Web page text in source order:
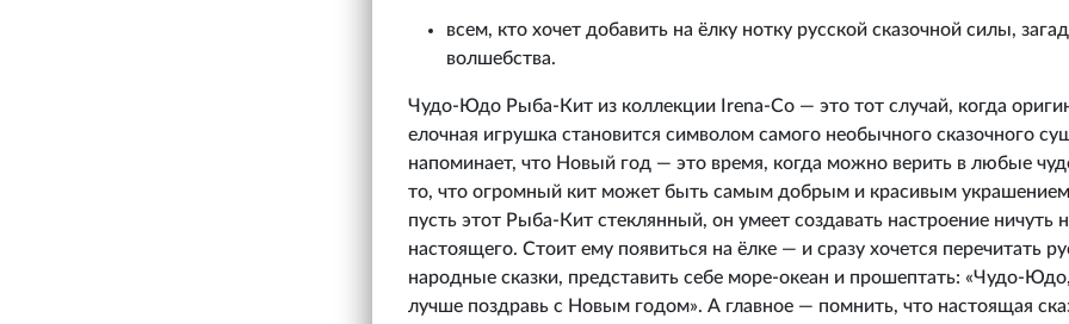
всем, кто хочет добавить на ёлку нотку русской сказочной силы,
волшебства.
Чудо-Юдо Рыба-Кит из коллекции Irena-Co — это тот случай, когда
елочная игрушка становится символом самого необычного сказочного
напоминает, что Новый год — это время, когда можно верить в любые
то, что огромный кит может быть самым добрым и красивым
пусть этот Рыба-Кит стеклянный, он умеет создавать настроение ничуть
настоящего. Стоит ему появиться на ёлке — и сразу хочется перечитать
народные сказки, представить себе море-океан и прошептать: «Чудо-
лучше поздравь с Новым годом». А главное — помнить, что настоящая